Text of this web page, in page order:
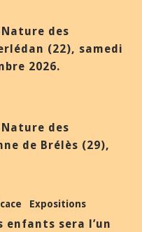
des
(22), samedi
2026.
des
de Brélès (29),
Expositions
enfants sera l’un